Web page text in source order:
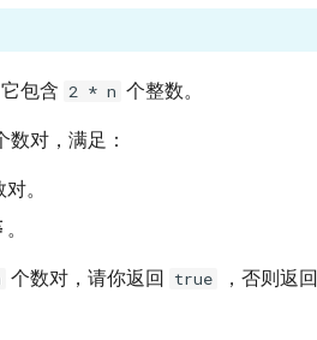
它包含 2 * n 个整数。
数对，满足：
。
。
个数对，请你返回 true ，否则返回